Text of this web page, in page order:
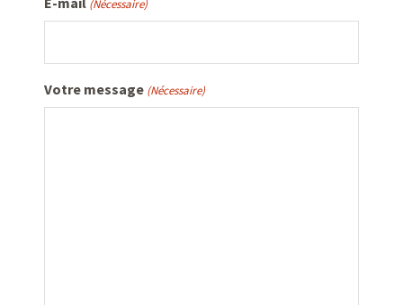
(Nécessaire)
Votre message (Nécessaire)